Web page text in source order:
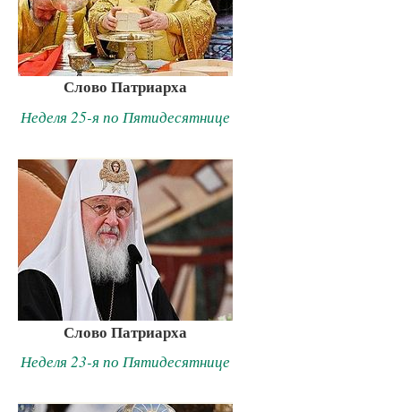
Слово Патриарха
Неделя 25-я по Пятидесятнице
Слово Патриарха
Неделя 23-я по Пятидесятнице